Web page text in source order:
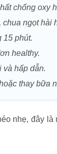
chống oxy
chua ngọt hài
15 phút.
healthy.
và hấp dẫn.
thay bữa
nhẹ, đây là